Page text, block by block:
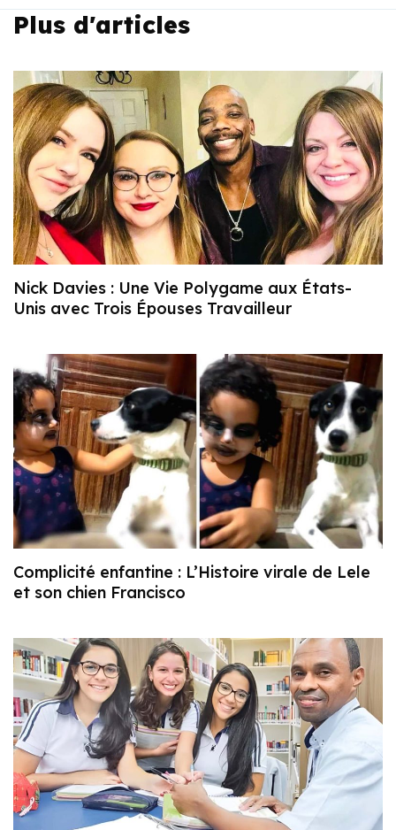
Plus d'articles
Nick Davies : Une Vie Polygame aux États-
Unis avec Trois Épouses Travailleur
Complicité enfantine : L’Histoire virale de Lele
et son chien Francisco